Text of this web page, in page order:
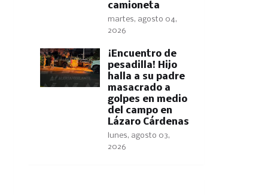
camioneta
martes, agosto 04,
2026
​¡Encuentro de
pesadilla! Hijo
halla a su padre
masacrado a
golpes en medio
del campo en
Lázaro Cárdenas
lunes, agosto 03,
2026